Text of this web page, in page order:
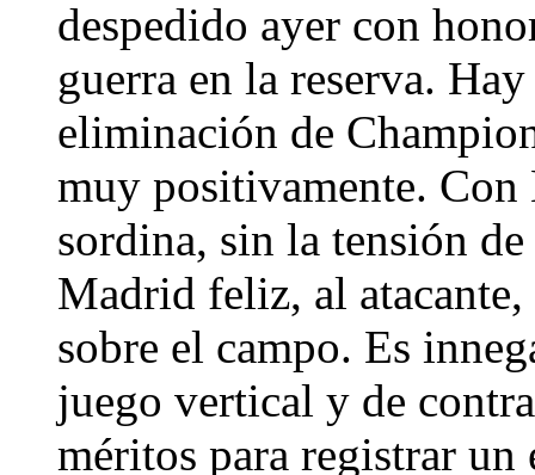
despedido ayer con
guerra en la reserva.
eliminación de
muy positivamente.
sordina, sin la tensión
Madrid feliz, al
sobre el campo. Es
juego vertical y de
méritos para registrar